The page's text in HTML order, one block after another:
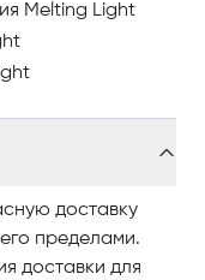
в большей
рассекаются
быть
стол с
Melting Light
доставку
пределами.
доставки для